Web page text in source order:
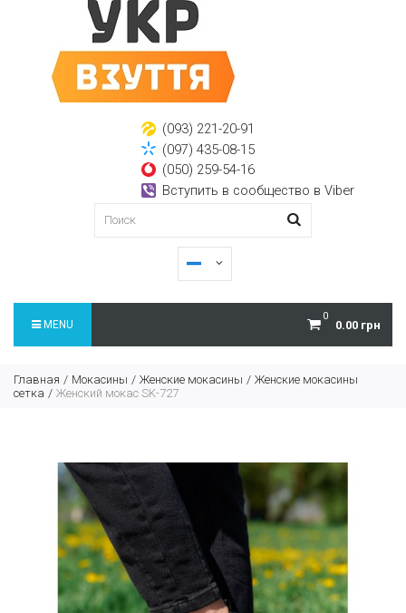
(093) 221-20-91
(097) 435-08-15
(050) 259-54-16
Вступить в сообщество в Viber
0
0.00 грн
MENU
Главная Мокасины Женские мокасины
Женские мокасины
сетка
Женский мокас SK-727